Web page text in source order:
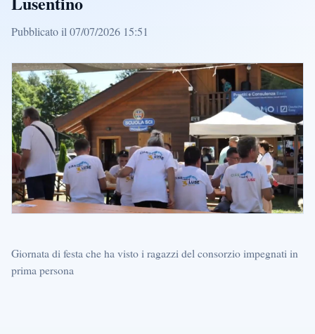
Pubblicato il 07/07/2026 15:51
Giornata di festa che ha visto i ragazzi del consorzio impegnati in
prima persona